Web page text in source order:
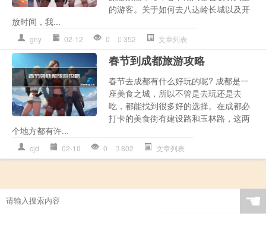
的游客。关于如何去八达岭长城以及开
放时间，我...
gny 02-12 0 352 文章列表
春节到成都旅游攻略
春节去成都有什么好玩的呢? 成都是一
座美食之城，所以不管是去玩还是去
吃，都能找到很多好的选择。在成都必
打卡的美食街有建设路和玉林路，这两
个地方都有许...
cjd 02-10 0 802 文章列表
☚